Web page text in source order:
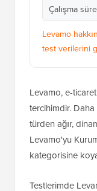
Çalışma
Levamo
test verilerini
Levamo, e-
tercihimdir. Daha
türden ağır,
Levamo'yu
kategorisine
Testlerimde